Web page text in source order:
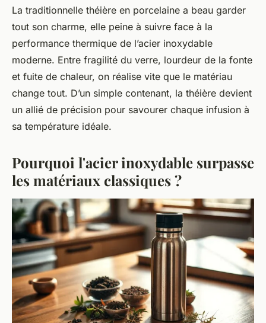
La traditionnelle théière en porcelaine a beau garder
tout son charme, elle peine à suivre face à la
performance thermique de l’acier inoxydable
moderne. Entre fragilité du verre, lourdeur de la fonte
et fuite de chaleur, on réalise vite que le matériau
change tout. D’un simple contenant, la théière devient
un allié de précision pour savourer chaque infusion à
sa température idéale.
Pourquoi l'acier inoxydable surpasse
les matériaux classiques ?